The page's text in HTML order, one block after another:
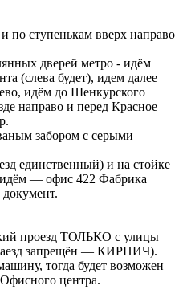
по ступенькам вверх направо
дверей метро - идём
(слева будет), идем далее
идём до Шенкурского
направо и перед Красное
забором с серыми
единственный) и на стойке
— офис 422 Фабрика
проезд ТОЛЬКО с улицы
запрещён — КИРПИЧ).
тогда будет возможен
центра.